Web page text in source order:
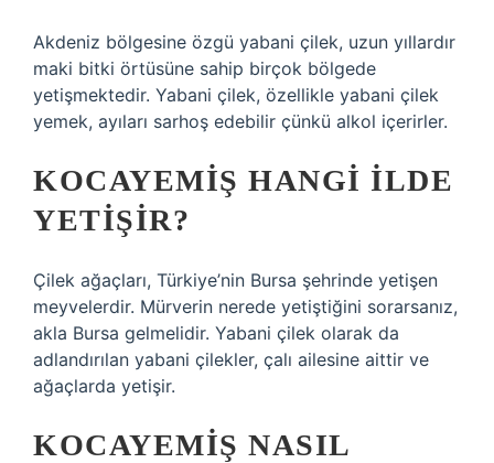
Akdeniz bölgesine özgü yabani çilek, uzun yıllardır
maki bitki örtüsüne sahip birçok bölgede
yetişmektedir. Yabani çilek, özellikle yabani çilek
yemek, ayıları sarhoş edebilir çünkü alkol içerirler.
KOCAYEMIŞ HANGI ILDE
YETIŞIR?
Çilek ağaçları, Türkiye’nin Bursa şehrinde yetişen
meyvelerdir. Mürverin nerede yetiştiğini sorarsanız,
akla Bursa gelmelidir. Yabani çilek olarak da
adlandırılan yabani çilekler, çalı ailesine aittir ve
ağaçlarda yetişir.
KOCAYEMIŞ NASIL